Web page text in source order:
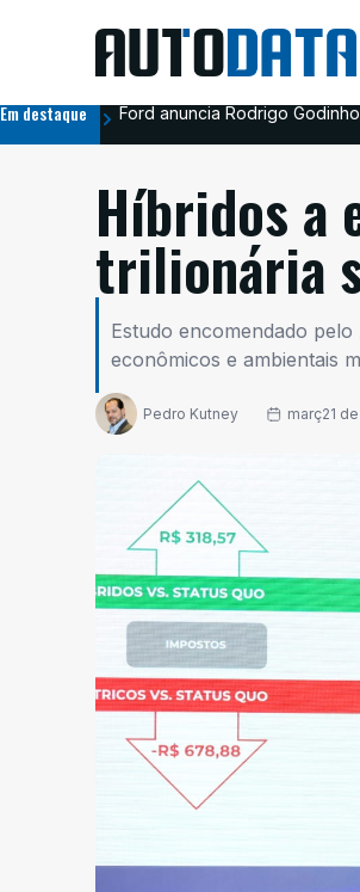
Em destaque Ford anuncia Rodrigo
Híbridos a
trilionária
Estudo encomendado
econômicos e ambientais
Pedro Kutney març21